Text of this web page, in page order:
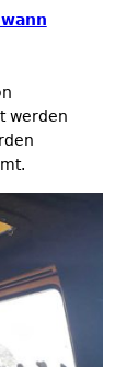
werden